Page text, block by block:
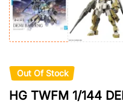
Out Of Stock
HG TWFM 1/144